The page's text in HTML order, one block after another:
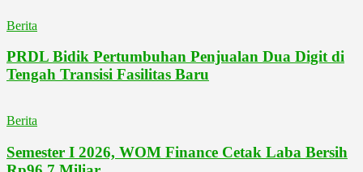
Berita
PRDL Bidik Pertumbuhan Penjualan Dua Digit di
Tengah Transisi Fasilitas Baru
Berita
Semester I 2026, WOM Finance Cetak Laba Bersih